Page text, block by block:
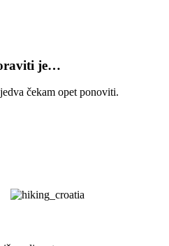
je…
čekam opet ponoviti.